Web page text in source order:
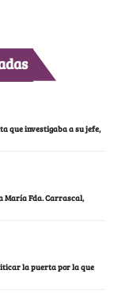
que investigaba a su jefe,
María Fda. Carrascal,
la puerta por la que